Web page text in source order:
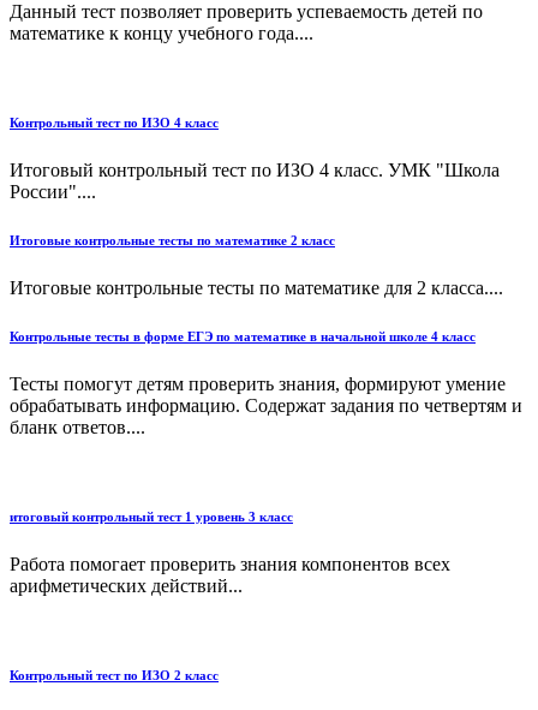
Данный тест позволяет проверить успеваемость детей по
математике к концу учебного года....
Контрольный тест по ИЗО 4 класс
Итоговый контрольный тест по ИЗО 4 класс. УМК "Школа
России"....
Итоговые контрольные тесты по математике 2 класс
Итоговые контрольные тесты по математике для 2 класса....
Контрольные тесты в форме ЕГЭ по математике в начальной школе 4 класс
Тесты помогут детям проверить знания, формируют умение
обрабатывать информацию. Содержат задания по четвертям и
бланк ответов....
итоговый контрольный тест 1 уровень 3 класс
Работа помогает проверить знания компонентов всех
арифметических действий...
Контрольный тест по ИЗО 2 класс